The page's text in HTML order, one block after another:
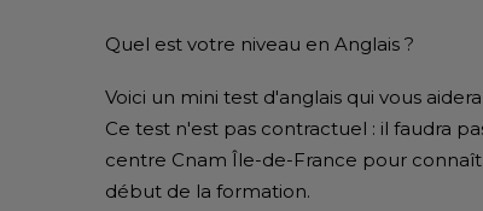
Quel est votre niveau en Anglais ?
Voici un mini test d'anglais qui vous
Ce test n'est pas contractuel : il faudra
centre Cnam Île-de-France pour
début de la formation.